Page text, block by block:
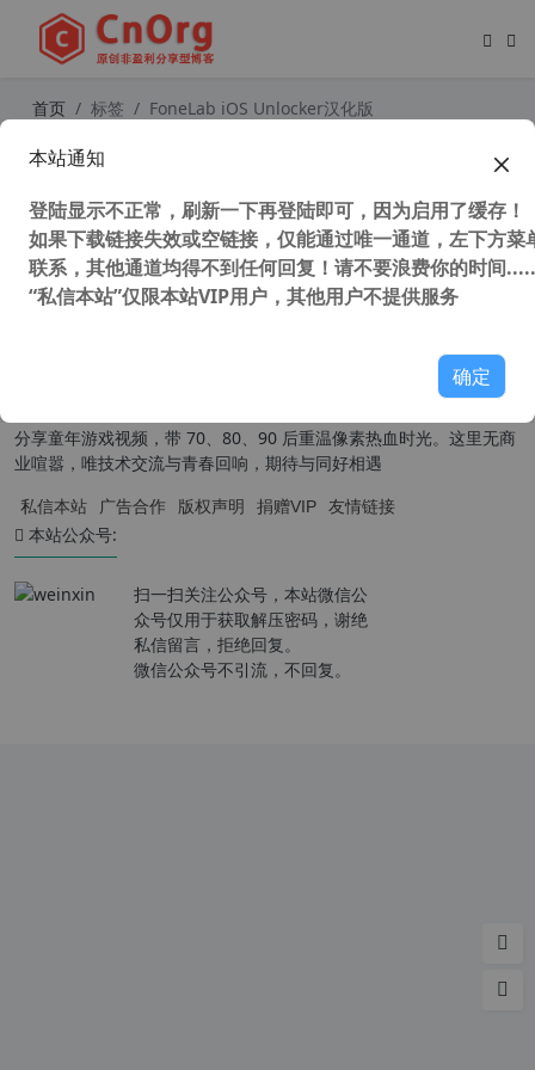
首页 标签 FoneLab iOS Unlocker汉化版
独家汉化 FoneLab iOS Unlocker v1.
36,388 次浏览 苹果移动
本扎根草根，为普通用户提供实用有趣的内容。技术分享主打原创汉
分享童年游戏视频，带 70、80、90 后重温像素热血时光。这里无商
业喧嚣，唯技术交流与青春回响，期待与同好相遇
私信本站 广告合作 版权声明 捐赠VIP 友情链接
本站公众号:
扫一扫关注公众号，本站微信公
众号仅用于获取解压密码，谢绝
私信留言，拒绝回复。
微信公众号不引流，不回复。
本站通知
登陆显示不正常，刷新一下再登陆即可，因为启用了缓存！
如果下载链接失效或空链接，仅能通过唯一通道，左下方菜
联系，其他通道均得不到任何回复！请不要浪费你的时间
“私信本站”仅限本站VIP用户，其他用户不提供服务
确定